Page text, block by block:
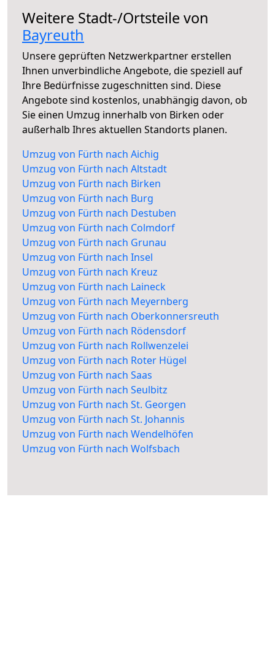
Weitere Stadt-/Ortsteile von
Bayreuth
Unsere geprüften Netzwerkpartner erstellen
Ihnen unverbindliche Angebote, die speziell auf
Ihre Bedürfnisse zugeschnitten sind. Diese
Angebote sind kostenlos, unabhängig davon, ob
Sie einen Umzug innerhalb von Birken oder
außerhalb Ihres aktuellen Standorts planen.
Umzug von Fürth nach Aichig
Umzug von Fürth nach Altstadt
Umzug von Fürth nach Birken
Umzug von Fürth nach Burg
Umzug von Fürth nach Destuben
Umzug von Fürth nach Colmdorf
Umzug von Fürth nach Grunau
Umzug von Fürth nach Insel
Umzug von Fürth nach Kreuz
Umzug von Fürth nach Laineck
Umzug von Fürth nach Meyernberg
Umzug von Fürth nach Oberkonnersreuth
Umzug von Fürth nach Rödensdorf
Umzug von Fürth nach Rollwenzelei
Umzug von Fürth nach Roter Hügel
Umzug von Fürth nach Saas
Umzug von Fürth nach Seulbitz
Umzug von Fürth nach St. Georgen
Umzug von Fürth nach St. Johannis
Umzug von Fürth nach Wendelhöfen
Umzug von Fürth nach Wolfsbach